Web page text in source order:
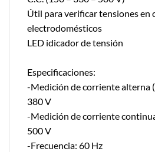
Útil para verificar tensiones en
electrodomésticos
LED idicador de tensión
Especificaciones:
-Medición de corriente alterna
380 V
-Medición de corriente
500 V
-Frecuencia: 60 Hz